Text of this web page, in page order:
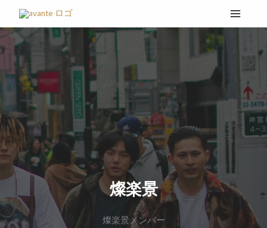
を
ス
ッ
燦楽景
燦楽景メンバー
索
対
象: